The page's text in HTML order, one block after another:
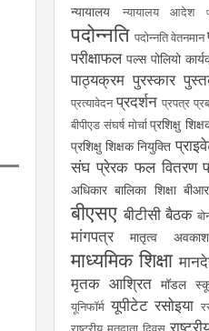
न्यायालय न्यायालय आदेश
पदोन्नति पदोन्नति वेतनमान
परीक्षाफल पल्स पोलियो
पाठ्यक्रम पुरस्कार
प्रत्यावेदन प्रदर्शन प्रपत्र
बीपीएड संघर्ष मोर्चा प्रशिक्षु
प्रशिक्षु शिक्षक नियुक्ति
संघ प्रेरक फल वितरण
अधिकार बालिका शिक्षा
बीएसए बीटीसी बैठक
मांगपत्र
मातृत्व अवकाश
माध्यमिक शिक्षा
मृतक आश्रित मॉडल
यूनिफॉर्म यूपीटेट रसोइया